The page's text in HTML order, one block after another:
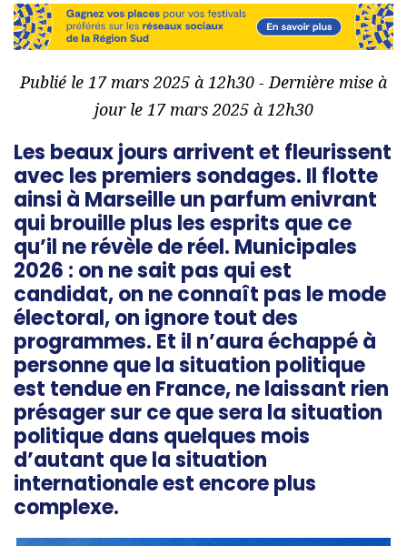
Publié le 17 mars 2025 à 12h30 - Dernière mise à
jour le 17 mars 2025 à 12h30
Les beaux jours arrivent et fleurissent
avec les premiers sondages. Il flotte
ainsi à Marseille un parfum enivrant
qui brouille plus les esprits que ce
qu’il ne révèle de réel. Municipales
2026 : on ne sait pas qui est
candidat, on ne connaît pas le mode
électoral, on ignore tout des
programmes. Et il n’aura échappé à
personne que la situation politique
est tendue en France, ne laissant rien
présager sur ce que sera la situation
politique dans quelques mois
d’autant que la situation
internationale est encore plus
complexe.